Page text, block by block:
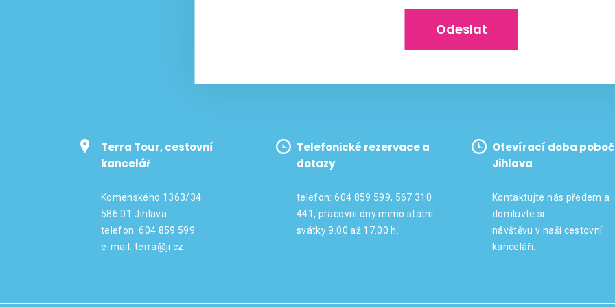
Odeslat
Terra Tour, cestovní
kancelář
Komenského 1363/34
586 01 Jihlava
telefon: 604 859 599
e-mail: terra@ji.cz
Telefonické rezervace a
dotazy
telefon: 604 859 599, 567 310
441, pracovní dny mimo státní
svátky 9.00 až 17.00 h.
Otevírací doba
Jihlava
Kontaktujte nás předem a
domluvte si
návštěvu v naší cestovní
kanceláři.